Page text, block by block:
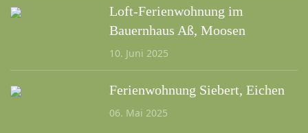
Loft-Ferienwohnung im
Bauernhaus Aß, Moosen
10. Juni 2025
Ferienwohnung Siebert, Eichen
06. Mai 2025